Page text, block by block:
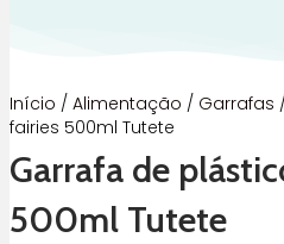
Início / Alimentação / Garrafas
fairies 500ml Tutete
Garrafa de
500ml Tutete